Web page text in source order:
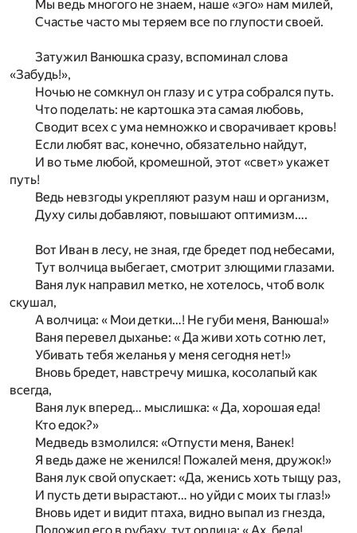
Мы ведь многого не знаем, наше «эго» нам милей,
Счастье часто мы теряем все по глупости своей.
Затужил Ванюшка сразу, вспоминал слова
«Забудь!»,
Ночью не сомкнул он глазу и с утра собрался путь.
Что поделать: не картошка эта самая любовь,
Сводит всех с ума немножко и сворачивает кровь!
Если любят вас, конечно, обязательно найдут,
И во тьме любой, кромешной, этот «свет» укажет
путь!
Ведь невзгоды укрепляют разум наш и организм,
Духу силы добавляют, повышают оптимизм….
Вот Иван в лесу, не зная, где бредет под небесами,
Тут волчица выбегает, смотрит злющими глазами.
Ваня лук направил метко, не хотелось, чтоб волк
скушал,
А волчица: « Мои детки…! Не губи меня, Ванюша!»
Ваня перевел дыханье: « Да живи хоть сотню лет,
Убивать тебя желанья у меня сегодня нет!»
Вновь бредет, навстречу мишка, косолапый как
всегда,
Ваня лук вперед… мыслишка: « Да, хорошая еда!
Кто едок?»
Медведь взмолился: «Отпусти меня, Ванек!
Я ведь даже не женился! Пожалей меня, дружок!»
Ваня лук свой опускает: «Да, женись хоть тыщу раз,
И пусть дети вырастают… но уйди с моих ты глаз!»
Вновь идет и видит птаха, видно выпал из гнезда,